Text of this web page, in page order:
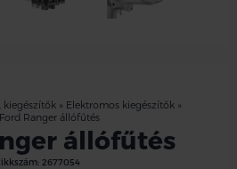
kiegészítők » Elektromos kiegészítők »
Ranger állófűtés
állófűtés
2677054